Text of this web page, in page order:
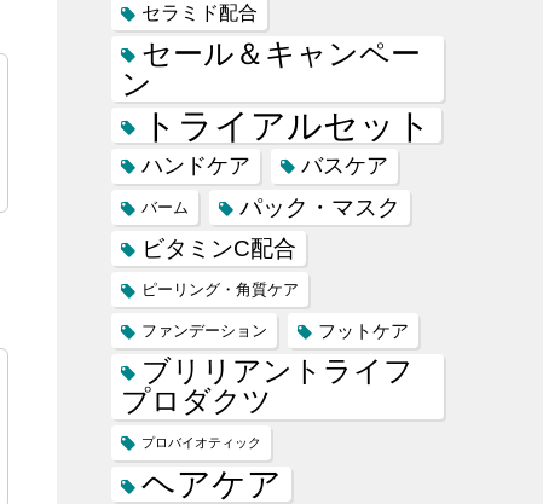
セラミド配合
セール＆キャンペー
ン
トライアルセット
ハンドケア バスケア
バーム
パック・マスク
ビタミンC配合
ピーリング・角質ケア
ファンデーション フットケア
ブリリアントライフ
プロダクツ
プロバイオティック
ヘアケア